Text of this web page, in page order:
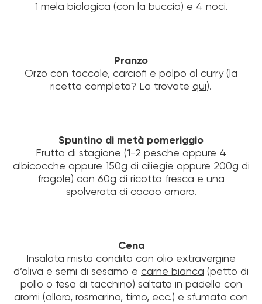
1 mela biologica (con la buccia) e 4 noci.
Pranzo
Orzo con taccole, carciofi e polpo al curry (la
ricetta completa? La trovate qui).
Spuntino di metà pomeriggio
Frutta di stagione (1-2 pesche oppure 4
albicocche oppure 150g di ciliegie oppure 200g di
fragole) con 60g di ricotta fresca e una
spolverata di cacao amaro.
Cena
Insalata mista condita con olio extravergine
d’oliva e semi di sesamo e carne bianca (petto di
pollo o fesa di tacchino) saltata in padella con
aromi (alloro, rosmarino, timo, ecc.) e sfumata con